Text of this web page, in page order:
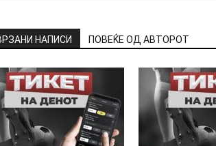
НАПИСИ ПОВЕЌЕ ОД АВТОРОТ